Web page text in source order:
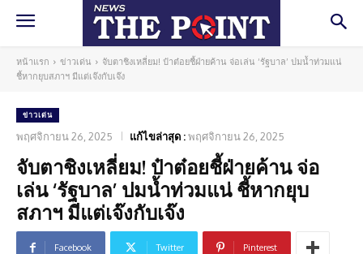
หน้าแรก ข่าวเด่น
จับตาชิงเหลี่ยม! ป๋าต๋อยชี้ฝ่ายค้าน จ่อเล่น ‘รัฐบาล’ ปมน้ำท่วมแน่
ชี้หากยุบสภาฯ มีแต่เจ๊งกับเจ๊ง
ข่าวเด่น
พฤศจิกายน 26, 2025 แก้ไขล่าสุด :พฤศจิกายน 26, 2025
จับตาชิงเหลี่ยม! ป๋าต๋อยชี้ฝ่ายค้าน จ่อ
เล่น ‘รัฐบาล’ ปมน้ำท่วมแน่ ชี้หากยุบ
สภาฯ มีแต่เจ๊งกับเจ๊ง
Facebook Twitter Pinterest